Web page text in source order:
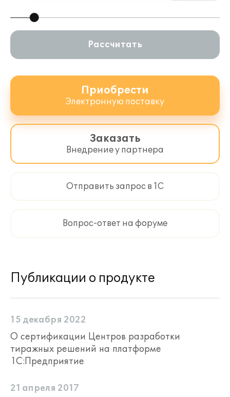
Рассчитать
Приобрести
Электронную поставку
Заказать
Внедрение у партнера
Отправить запрос в 1С
Вопрос-ответ на форуме
Публикации о продукте
15 декабря 2022
О сертификации Центров разработки
тиражных решений на платформе
1С:Предприятие
21 апреля 2017